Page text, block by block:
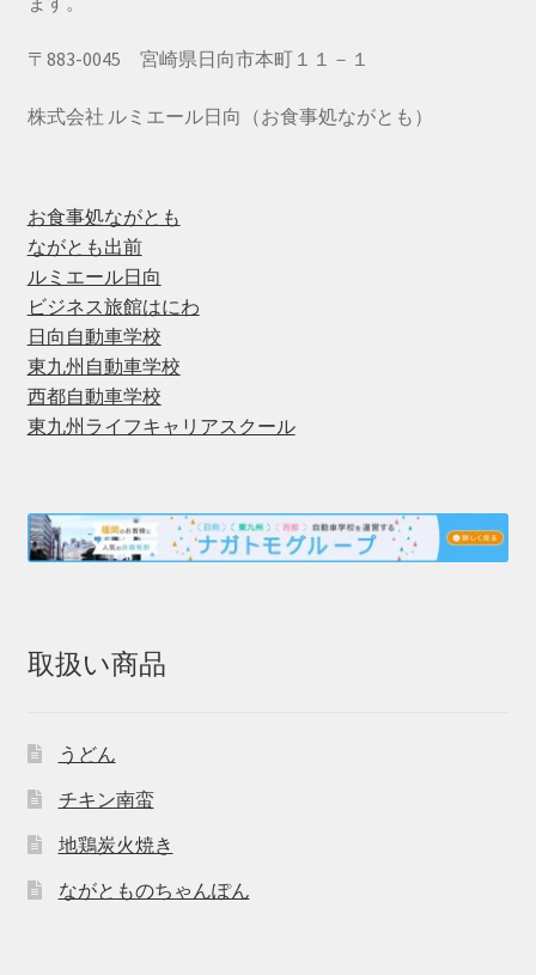
〒883-0045 宮崎県日向市本町１１－１
株式会社 ルミエール日向（お食事処ながとも）
お食事処ながとも
ながとも出前
ルミエール日向
ビジネス旅館はにわ
日向自動車学校
東九州自動車学校
西都自動車学校
東九州ライフキャリアスクール
取扱い商品
うどん
チキン南蛮
地鶏炭火焼き
ながとものちゃんぽん